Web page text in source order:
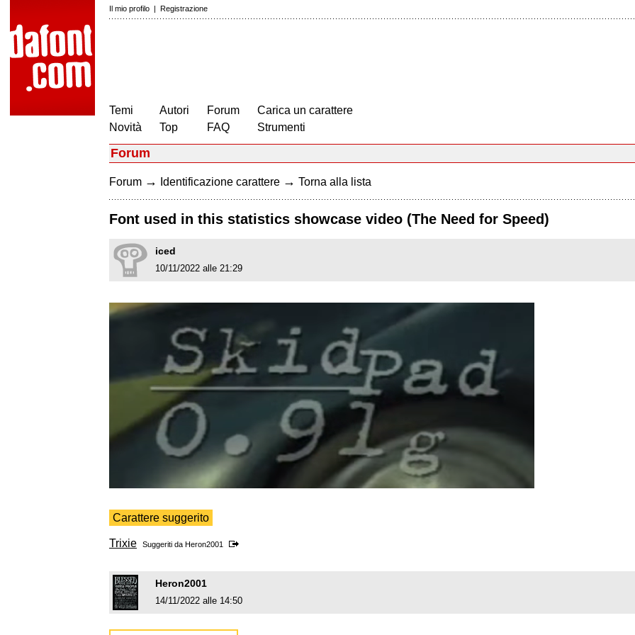
Il mio profilo | Registrazione
Temi
Novità
Autori
Top
Forum
FAQ
Carica un carattere
Strumenti
Forum
Forum → Identificazione carattere → Torna alla lista
Font used in this statistics showcase video (The Need for Speed)
iced
10/11/2022 alle 21:29
Carattere suggerito
Trixie Suggeriti da Heron2001
Heron2001
14/11/2022 alle 14:50